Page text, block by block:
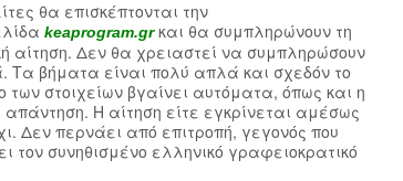
θα επισκέπτονται την
keaprogram.gr και θα συμπληρώνουν τη
αίτηση. Δεν θα χρειαστεί να συμπληρώσουν
Τα βήματα είναι πολύ απλά και σχεδόν το
των στοιχείων βγαίνει αυτόματα, όπως και η
απάντηση. Η αίτηση είτε εγκρίνεται αμέσως
Δεν περνάει από επιτροπή, γεγονός που
τον συνηθισμένο ελληνικό γραφειοκρατικό